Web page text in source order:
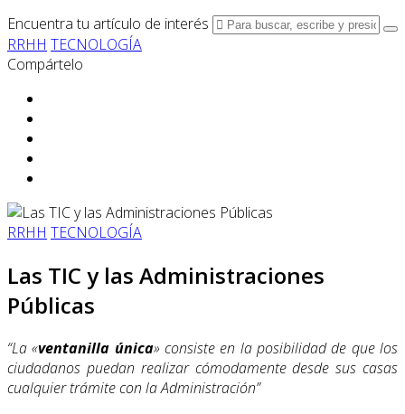
Encuentra tu artículo de interés
RRHH TECNOLOGÍA
Compártelo
RRHH TECNOLOGÍA
Las TIC y las Administraciones
Públicas
“La «ventanilla única» consiste en la posibilidad de que los
ciudadanos puedan realizar cómodamente desde sus casas
cualquier trámite con la Administración”